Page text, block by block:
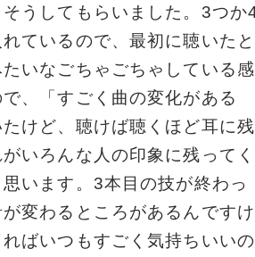
うしてもらいました。3つか
ているので、最初に聴いたと
いなごちゃごちゃしている感
、「すごく曲の変化がある
けど、聴けば聴くほど耳に残
いろんな人の印象に残ってく
います。3本目の技が終わっ
変わるところがあるんですけ
ばいつもすごく気持ちいいの